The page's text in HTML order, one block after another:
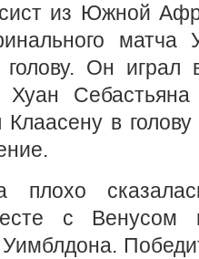
из Южной
матча
Он играл
Хуан
в
плохо
с Венусом
Уимблдона.